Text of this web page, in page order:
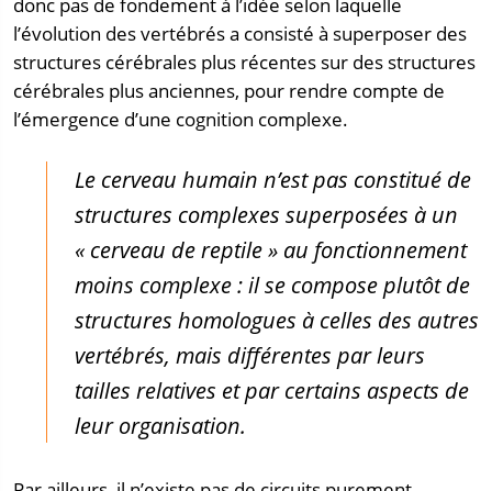
l’évolution des vertébrés a consisté à superposer des
structures cérébrales plus récentes sur des structures
cérébrales plus anciennes, pour rendre compte de
l’émergence d’une cognition complexe.
Le cerveau humain n’est pas constitué de
structures complexes superposées à un
« cerveau de reptile » au fonctionnement
moins complexe : il se compose plutôt de
structures homologues à celles des autres
vertébrés, mais différentes par leurs
tailles relatives et par certains aspects de
leur organisation.